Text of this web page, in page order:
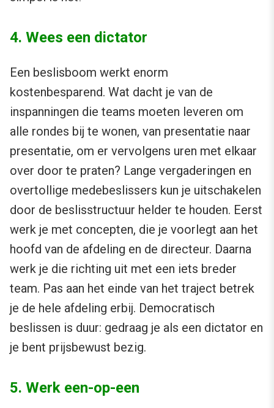
4. Wees een dictator
Een beslisboom werkt enorm
kostenbesparend. Wat dacht je van de
inspanningen die teams moeten leveren om
alle rondes bij te wonen, van presentatie naar
presentatie, om er vervolgens uren met elkaar
over door te praten? Lange vergaderingen en
overtollige medebeslissers kun je uitschakelen
door de beslisstructuur helder te houden. Eerst
werk je met concepten, die je voorlegt aan het
hoofd van de afdeling en de directeur. Daarna
werk je die richting uit met een iets breder
team. Pas aan het einde van het traject betrek
je de hele afdeling erbij. Democratisch
beslissen is duur: gedraag je als een dictator en
je bent prijsbewust bezig.
5. Werk een-op-een